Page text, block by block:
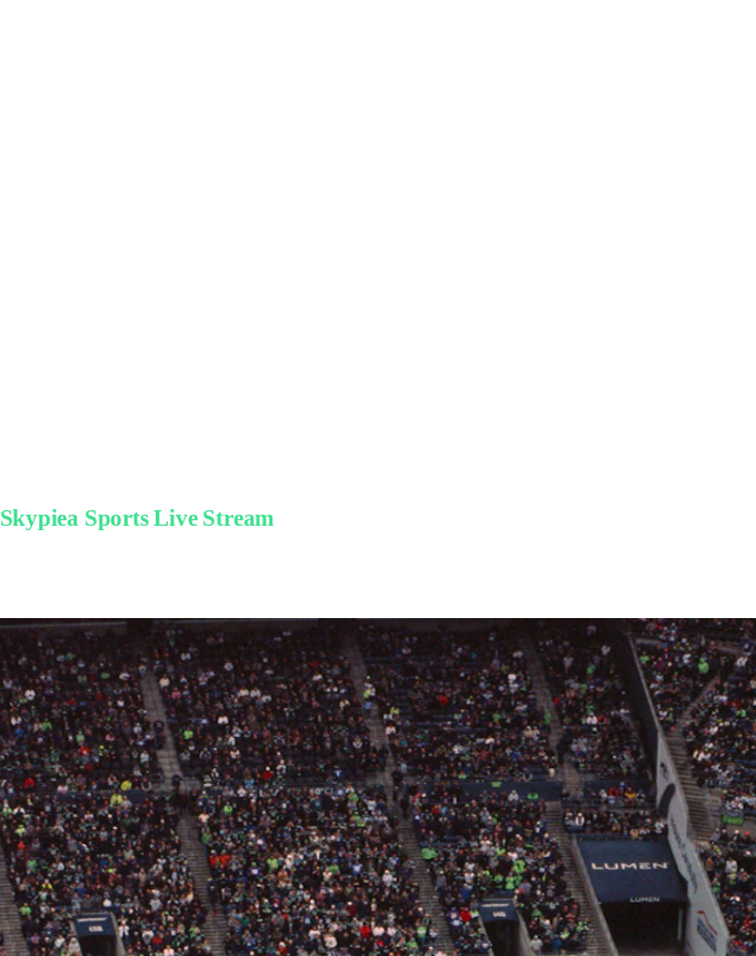
Skypiea Sports Live Stream